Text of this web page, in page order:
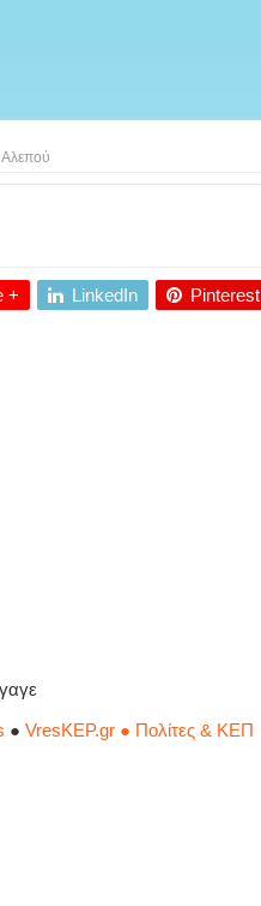
Αλεπού
+ LinkedIn Pinterest
● VresKEP.gr ● Πολίτες & ΚΕΠ